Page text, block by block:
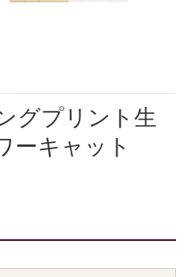
グプリント生
キャット